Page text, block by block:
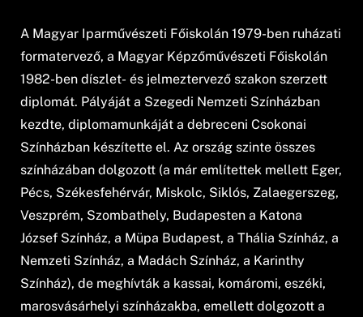
A Magyar Iparművészeti Főiskolán 1979-ben ruházati
formatervező, a Magyar Képzőművészeti Főiskolán
1982-ben díszlet- és jelmeztervező szakon szerzett
diplomát. Pályáját a Szegedi Nemzeti Színházban
kezdte, diplomamunkáját a debreceni Csokonai
Színházban készítette el. Az ország szinte összes
színházában dolgozott (a már említettek mellett Eger,
Pécs, Székesfehérvár, Miskolc, Siklós, Zalaegerszeg,
Veszprém, Szombathely, Budapesten a Katona
József Színház, a Müpa Budapest, a Thália Színház, a
Nemzeti Színház, a Madách Színház, a Karinthy
Színház), de meghívták a kassai, komáromi, eszéki,
marosvásárhelyi színházakba, emellett dolgozott a